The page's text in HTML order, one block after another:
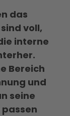
das
voll,
interne
Bereich
und
seine